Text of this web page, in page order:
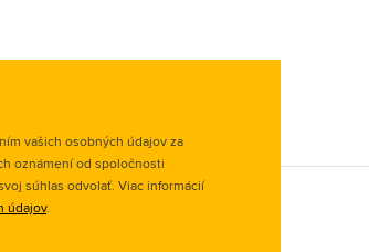
vašich osobných údajov za
oznámení od spoločnosti
súhlas odvolať. Viac informácií
údajov.